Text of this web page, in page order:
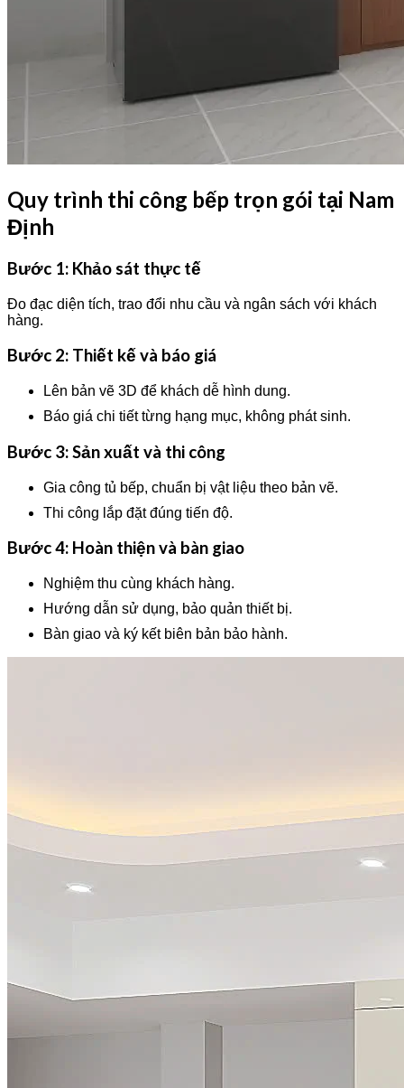
Quy trình thi công bếp trọn gói tại Nam
Định
Bước 1: Khảo sát thực tế
Đo đạc diện tích, trao đổi nhu cầu và ngân sách với khách
hàng.
Bước 2: Thiết kế và báo giá
Lên bản vẽ 3D để khách dễ hình dung.
Báo giá chi tiết từng hạng mục, không phát sinh.
Bước 3: Sản xuất và thi công
Gia công tủ bếp, chuẩn bị vật liệu theo bản vẽ.
Thi công lắp đặt đúng tiến độ.
Bước 4: Hoàn thiện và bàn giao
Nghiệm thu cùng khách hàng.
Hướng dẫn sử dụng, bảo quản thiết bị.
Bàn giao và ký kết biên bản bảo hành.